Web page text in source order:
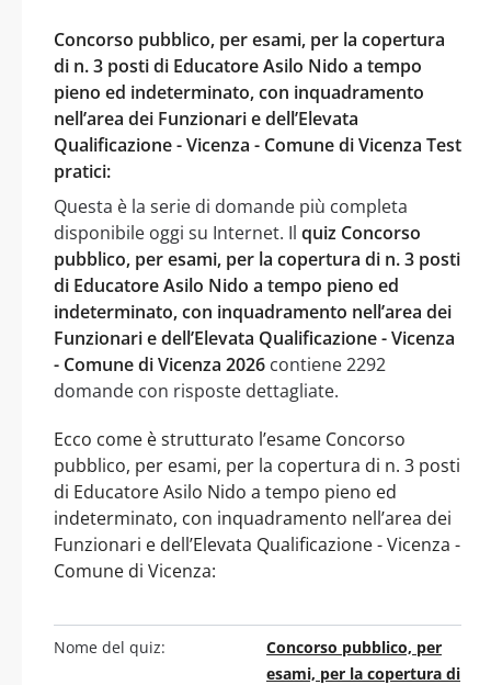
Concorso pubblico, per esami, per la copertura
di n. 3 posti di Educatore Asilo Nido a tempo
pieno ed indeterminato, con inquadramento
nell’area dei Funzionari e dell’Elevata
Qualificazione - Vicenza - Comune di Vicenza Test
pratici:
Questa è la serie di domande più completa
disponibile oggi su Internet. Il quiz Concorso
pubblico, per esami, per la copertura di n. 3 posti
di Educatore Asilo Nido a tempo pieno ed
indeterminato, con inquadramento nell’area dei
Funzionari e dell’Elevata Qualificazione - Vicenza
- Comune di Vicenza 2026 contiene 2292
domande con risposte dettagliate.
Ecco come è strutturato l’esame Concorso
pubblico, per esami, per la copertura di n. 3 posti
di Educatore Asilo Nido a tempo pieno ed
indeterminato, con inquadramento nell’area dei
Funzionari e dell’Elevata Qualificazione - Vicenza -
Comune di Vicenza:
Nome del quiz:
Concorso pubblico, per
esami, per la copertura di